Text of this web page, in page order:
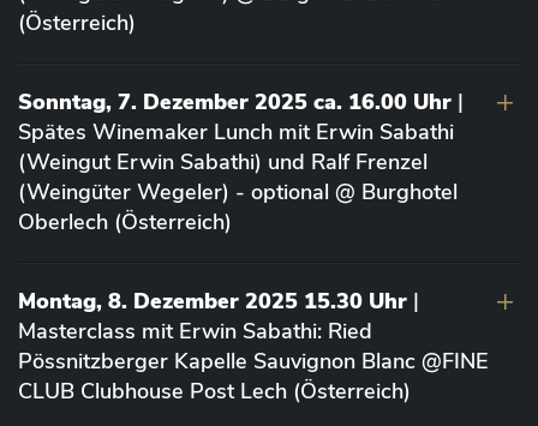
(Österreich)
Sonntag, 7. Dezember 2025 ca. 16.00 Uhr |
Spätes Winemaker Lunch mit Erwin Sabathi
(Weingut Erwin Sabathi) und Ralf Frenzel
(Weingüter Wegeler) - optional @ Burghotel
Oberlech (Österreich)
Montag, 8. Dezember 2025 15.30 Uhr |
Masterclass mit Erwin Sabathi: Ried
Pössnitzberger Kapelle Sauvignon Blanc @FINE
CLUB Clubhouse Post Lech (Österreich)